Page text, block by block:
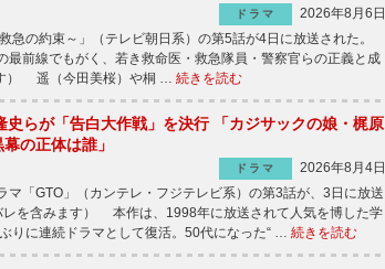
ドラマ
2026年8月6日
急の約束～」（テレビ朝日系）の第5話が4日に放送された。
前線でもがく、若き救命医・救急隊員・警察官らの正義と成
） 遥（今田美桜）や桐 … 続きを読む
史らが「告白大作戦」を決行 「カジサックの娘・梶原
の正体は誰」
ドラマ
2026年8月4日
「GTO」（カンテレ・フジテレビ系）の第3話が、3日に放送
レを含みます） 本作は、1998年に放送されて人気を博した学
りに連続ドラマとして復活。50代になった“ … 続きを読む